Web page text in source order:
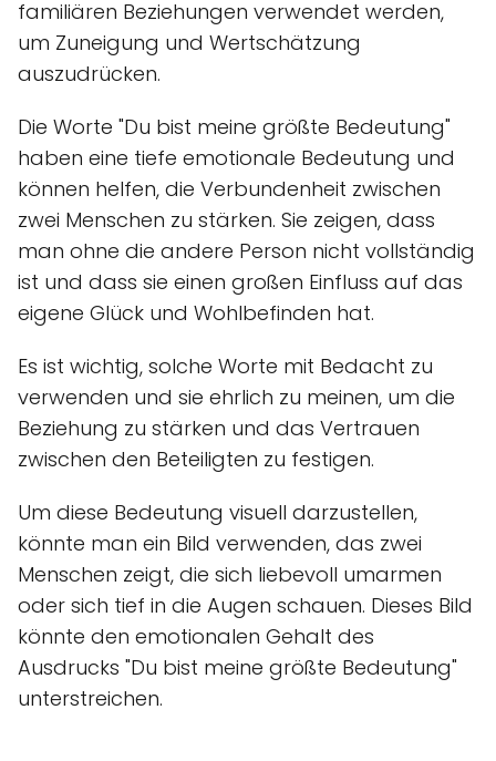
familiären Beziehungen verwendet werden,
um Zuneigung und Wertschätzung
auszudrücken.
Die Worte "Du bist meine größte Bedeutung"
haben eine tiefe emotionale Bedeutung und
können helfen, die Verbundenheit zwischen
zwei Menschen zu stärken. Sie zeigen, dass
man ohne die andere Person nicht vollständig
ist und dass sie einen großen Einfluss auf das
eigene Glück und Wohlbefinden hat.
Es ist wichtig, solche Worte mit Bedacht zu
verwenden und sie ehrlich zu meinen, um die
Beziehung zu stärken und das Vertrauen
zwischen den Beteiligten zu festigen.
Um diese Bedeutung visuell darzustellen,
könnte man ein Bild verwenden, das zwei
Menschen zeigt, die sich liebevoll umarmen
oder sich tief in die Augen schauen. Dieses Bild
könnte den emotionalen Gehalt des
Ausdrucks "Du bist meine größte Bedeutung"
unterstreichen.